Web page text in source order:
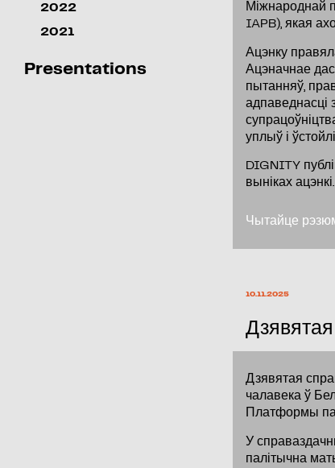
2022
2021
Presentations
Міжнароднай
IAPB), якая
Ацэнку
Ацэначнае
пытанняў,
адпаведнасці
уплыў і
DIGNITY
выніках ацэнкі.
Чытайце
10.11.2025
Дзявятая
чалавека ў
Платформы па
У
палітычна